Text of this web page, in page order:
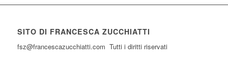
SITO DI FRANCESCA ZUCCHIATTI
fsz@francescazucchiatti.com Tutti i diritti riservati